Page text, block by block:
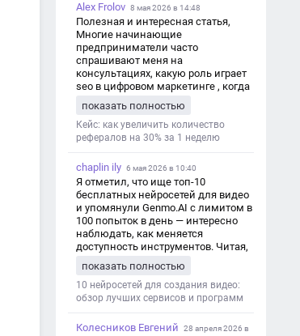
Alex Frolov 8 мая 2026 в 14:48
Полезная и интересная статья,
Многие начинающие
предприниматели часто
спрашивают меня на
консультациях, какую роль играет
seo в цифровом маркетинге , когда
обсуждаем их проект:
https://aseotop.com/kakuyu-rol-igraet-
seo-v-czifrovom-marketinge/
показать полностью
Кейс: как увеличить количество
рефералов на 30% за 1 неделю
chaplin ily 6 мая 2026 в 10:40
Я отметил, что ище топ-10
бесплатных нейросетей для видео
и упомянули Genmo.AI с лимитом в
100 попыток в день — интересно
наблюдать, как меняется
доступность инструментов. Читая,
с короткими клипами в телеграм-
каналах YAGLA и Kokoc Group. Flux 2
показать полностью
10 нейросетей для создания видео:
обзор лучших сервисов и программ
Колесников Евгений
28 апреля 2026 в